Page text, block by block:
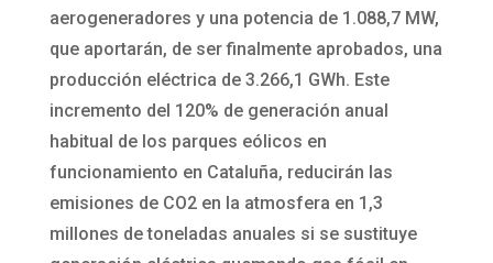
aerogeneradores y una potencia de 1.088,7 MW,
que aportarán, de ser finalmente aprobados, una
producción eléctrica de 3.266,1 GWh. Este
incremento del 120% de generación anual
habitual de los parques eólicos en
funcionamiento en Cataluña, reducirán las
emisiones de CO2 en la atmosfera en 1,3
millones de toneladas anuales si se sustituye